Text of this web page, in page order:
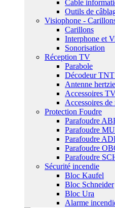
Cable
Outils de
Visiophone -
Carillons
Interphone et
Sonorisation
Réception TV
Parabole
Décodeur
Antenne
Accessoires
Accessoires
Protection Foudre
Parafoudre
Parafoudre
Parafoudre
Parafoudre
Parafoudre
Sécurité incendie
Bloc Kaufel
Bloc Schneider
Bloc Ura
Alarme